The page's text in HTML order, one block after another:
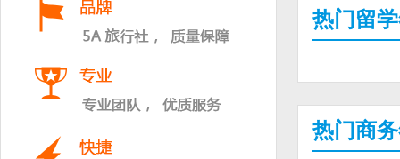
热门留
热门商